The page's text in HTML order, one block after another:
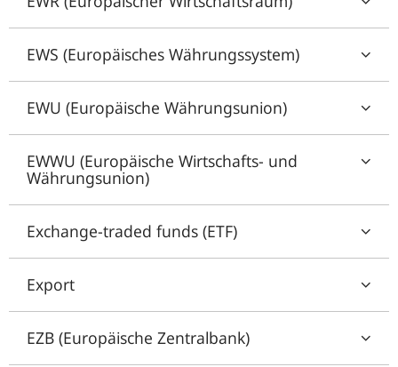
EWS (Europäisches Währungssystem)
EWU (Europäische Währungsunion)
EWWU (Europäische Wirtschafts- und
Währungsunion)
Exchange-traded funds (ETF)
Export
EZB (Europäische Zentralbank)